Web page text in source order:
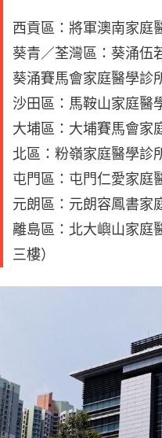
西貢區：將軍澳南家庭
葵青／荃灣區：葵涌伍
葵涌賽馬會家庭醫學診
沙田區：馬鞍山家庭醫
大埔區：大埔賽馬會家
北區：粉嶺家庭醫學診
屯門區：屯門仁愛家庭
元朗區：元朗容鳳書家
離島區：北大嶼山家庭
三樓）